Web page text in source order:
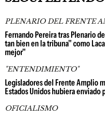
PLENARIO DEL FRENTE
Fernando Pereira tras Plenario
tan bien en la tribuna" como
mejor"
"ENTENDIMIENTO"
Legisladores del Frente Amplio
Estados Unidos hubiera
OFICIALISMO